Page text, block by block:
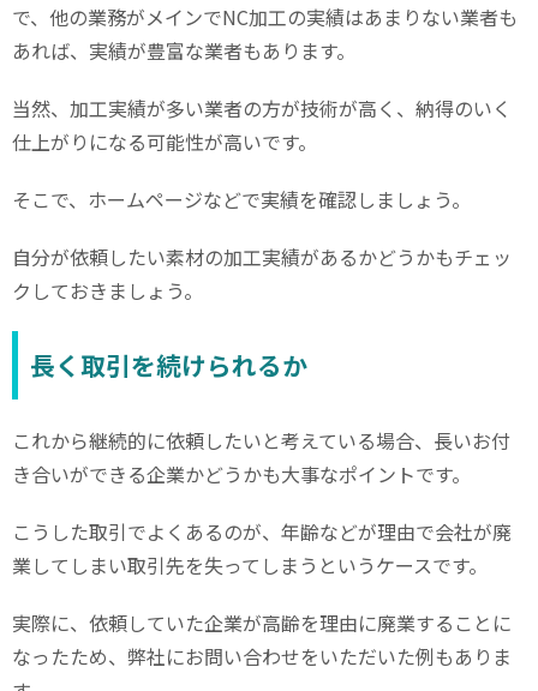
で、他の業務がメインでNC加工の実績はあまりない業者も
あれば、実績が豊富な業者もあります。
当然、加工実績が多い業者の方が技術が高く、納得のいく
仕上がりになる可能性が高いです。
そこで、ホームページなどで実績を確認しましょう。
自分が依頼したい素材の加工実績があるかどうかもチェッ
クしておきましょう。
長く取引を続けられるか
これから継続的に依頼したいと考えている場合、長いお付
き合いができる企業かどうかも大事なポイントです。
こうした取引でよくあるのが、年齢などが理由で会社が廃
業してしまい取引先を失ってしまうというケースです。
実際に、依頼していた企業が高齢を理由に廃業することに
なったため、弊社にお問い合わせをいただいた例もありま